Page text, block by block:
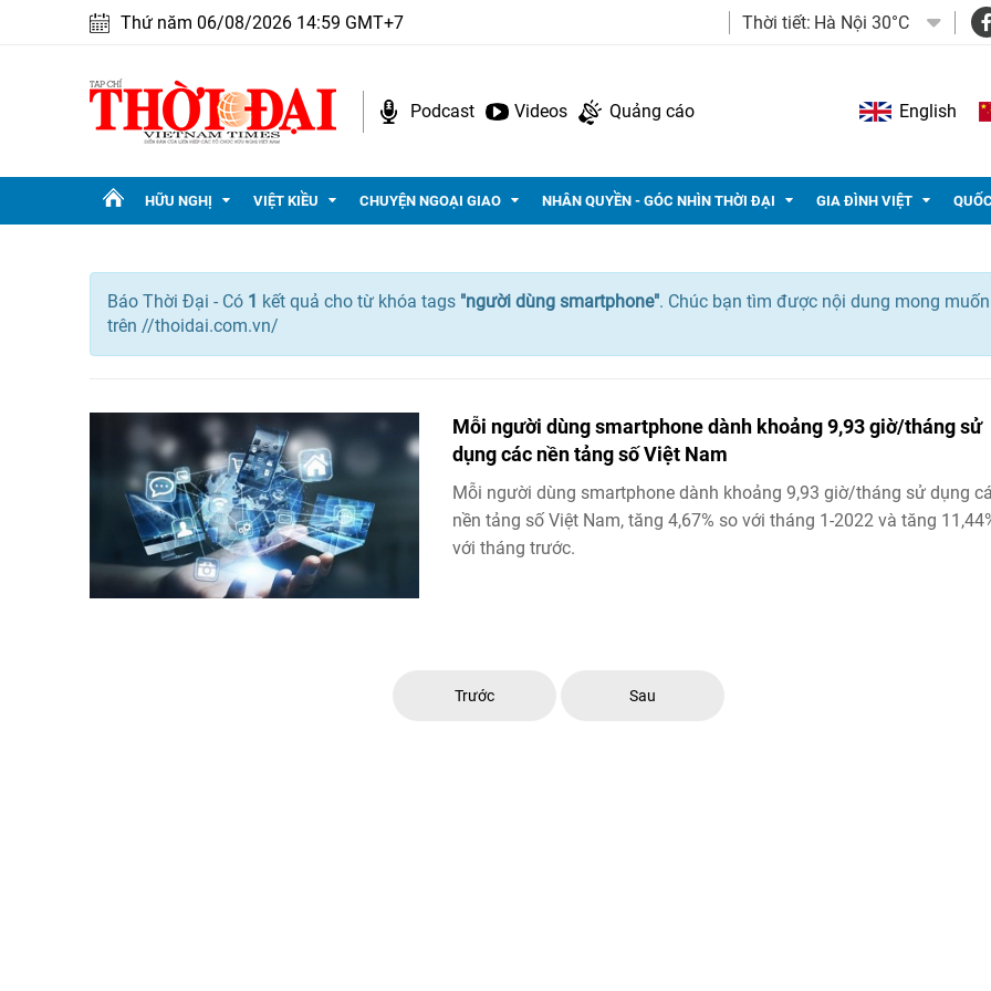
Thứ năm 06/08/2026 14:59 GMT+7 Thời tiết: Hà Nội 30°C
Podcast Videos Quảng cáo English
HỮU NGHỊ VIỆT KIỀU CHUYỆN NGOẠI GIAO NHÂN QUYỀN - GÓC NHÌN THỜI ĐẠI GIA ĐÌNH VIỆT
Báo Thời Đại - Có 1 kết quả cho từ khóa tags "người dùng smartphone". Chúc bạn tìm được nội dung mong muốn
trên //thoidai.com.vn/
Mỗi người dùng smartphone dành khoảng 9,93 giờ/tháng sử
dụng các nền tảng số Việt Nam
Mỗi người dùng smartphone dành khoảng 9,93 giờ/tháng sử dụng
nền tảng số Việt Nam, tăng 4,67% so với tháng 1-2022 và tăng
với tháng trước.
Trước Sau